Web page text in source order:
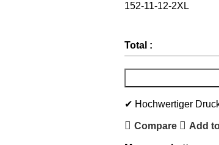
152-11-12-2XL
Total :
✔ Hochwertiger
Compare Add